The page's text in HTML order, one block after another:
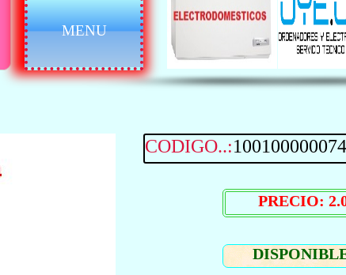
CODIGO..:100100000074
MENU
PRECIO: